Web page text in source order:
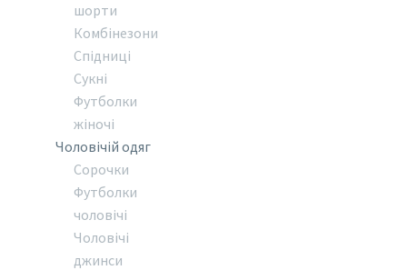
шорти
Комбінезони
Спідниці
Сукні
Футболки
жіночі
Чоловічій одяг
Сорочки
Футболки
чоловічі
Чоловічі
джинси